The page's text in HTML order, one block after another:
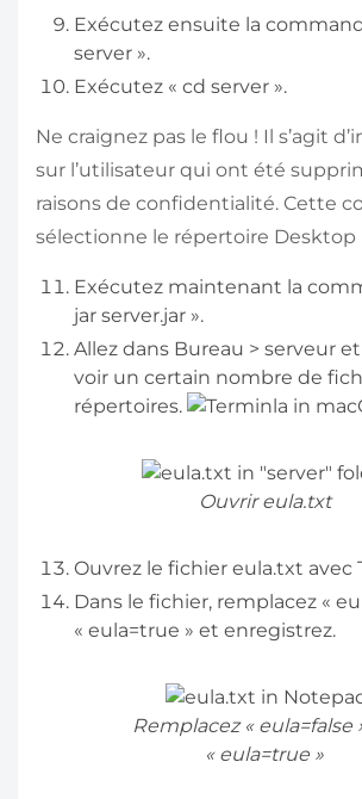
Exécutez ensuite la
server ».
Exécutez « cd server ».
Ne craignez pas le flou ! Il s’agit
sur l’utilisateur qui ont été
raisons de confidentialité. Cette
sélectionne le répertoire Desktop
Exécutez maintenant la
jar server.jar ».
Allez dans Bureau > serveur
voir un certain nombre de
répertoires.
Ouvrir eula.txt
Ouvrez le fichier eula.txt avec
Dans le fichier, remplacez «
« eula=true » et enregistrez.
Remplacez « eula=false
« eula=true »